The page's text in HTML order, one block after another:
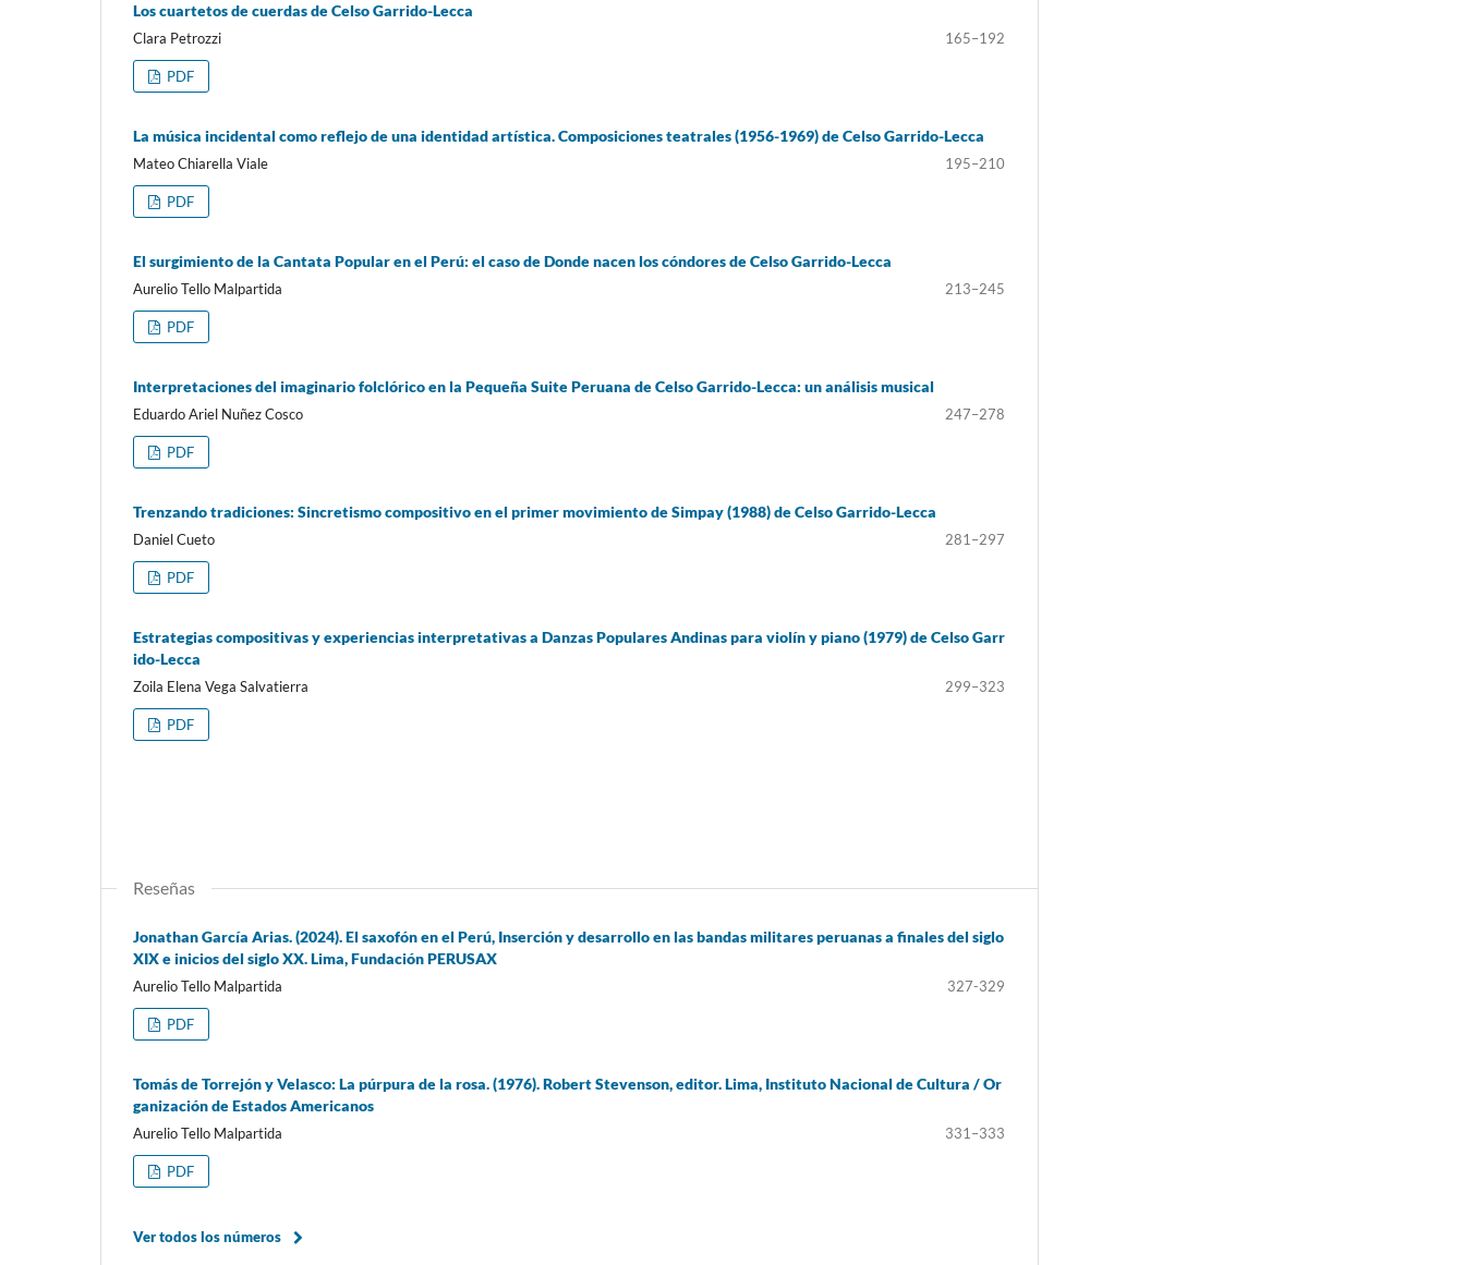
Los cuartetos de cuerdas de Celso Garrido-Lecca
Clara Petrozzi 165–192
PDF
La música incidental como reflejo de una identidad artística. Composiciones teatrales (1956-1969) de Celso Garrido-Lecca
Mateo Chiarella Viale 195–210
PDF
El surgimiento de la Cantata Popular en el Perú: el caso de Donde nacen los cóndores de Celso Garrido-Lecca
Aurelio Tello Malpartida 213–245
PDF
Interpretaciones del imaginario folclórico en la Pequeña Suite Peruana de Celso Garrido-Lecca: un análisis musical
Eduardo Ariel Nuñez Cosco 247–278
PDF
Trenzando tradiciones: Sincretismo compositivo en el primer movimiento de Simpay (1988) de Celso Garrido-Lecca
Daniel Cueto 281–297
PDF
Estrategias compositivas y experiencias interpretativas a Danzas Populares Andinas para violín y piano (1979) de Celso Garr
ido-Lecca
Zoila Elena Vega Salvatierra 299–323
PDF
Reseñas
Jonathan García Arias. (2024). El saxofón en el Perú, Inserción y desarrollo en las bandas militares peruanas a finales del siglo
XIX e inicios del siglo XX. Lima, Fundación PERUSAX
Aurelio Tello Malpartida 327-329
PDF
Tomás de Torrejón y Velasco: La púrpura de la rosa. (1976). Robert Stevenson, editor. Lima, Instituto Nacional de Cultura / Or
ganización de Estados Americanos
Aurelio Tello Malpartida 331–333
PDF
Ver todos los números